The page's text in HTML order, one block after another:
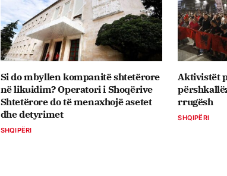
Si do mbyllen kompanitë shtetërore
në likuidim? Operatori i Shoqërive
Shtetërore do të menaxhojë asetet
dhe detyrimet
SHQIPËRI
Aktivistët
rrugësh
SHQIPËRI